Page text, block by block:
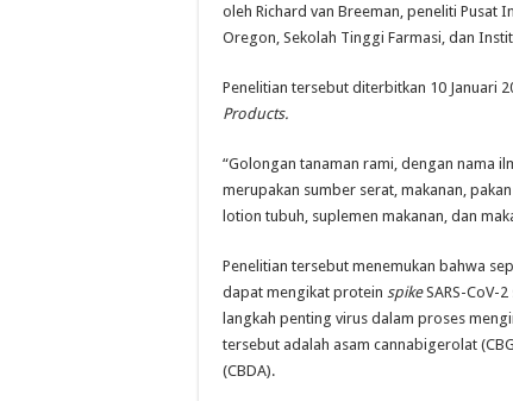
oleh Richard van Breeman, peneliti Pusat
Oregon, Sekolah Tinggi Farmasi, dan
Penelitian tersebut diterbitkan 10 Januari
Products.
“Golongan tanaman rami, dengan nama
merupakan sumber serat, makanan,
lotion tubuh, suplemen makanan, dan
Penelitian tersebut menemukan bahwa
dapat mengikat protein spikeSARS-CoV-
langkah penting virus dalam proses
tersebut adalah asam cannabigerolat
(CBDA).